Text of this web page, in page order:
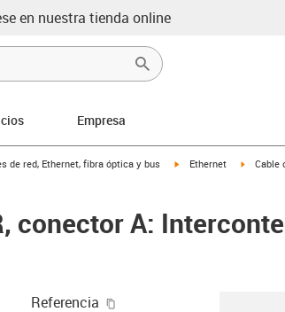
en nuestra tienda online
Empresa
arrow-right
de red, Ethernet, fibra óptica y bus igus-icon-arrow-right
Ethernet igus-
Cable
conector A:
Referencia